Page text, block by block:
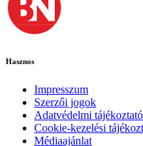
Hasznos
Impresszum
Szerzői jogok
Adatvédelmi tájékoztató
Cookie-kezelési
Médiaajánlat